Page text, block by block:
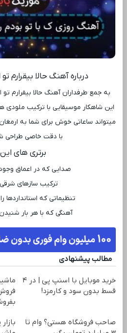
درباره آهنگ حالا بیقرارم تو
به جمع طرفداران آهنگ حالا بیقرارم تو
این شاهکار موسیقایی با ترکیب ملودی
میتواند ساعاتی خوش برای شما به
با دقت خاصی طراحی
برتری ‌های این
صدایی که در اعماق
ترکیب سازهای
تنظیماتی که استانداردها
آهنگی که با هر بار
مطالب پیشنهادی
خرید موبایل با اسنپ پی | در ۴
قسط بدون سود و کارمزد!
صاحب فروشگاه هستی؟ وام تا